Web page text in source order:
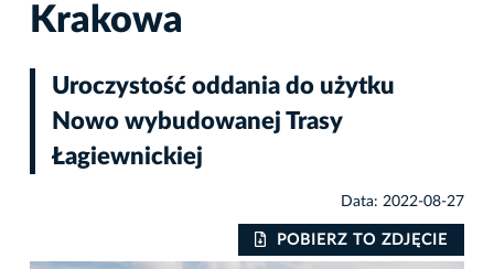
Krakowa
Uroczystość oddania do użytku
Nowo wybudowanej Trasy
Łagiewnickiej
Data: 2022-08-27
POBIERZ TO ZDJĘCIE